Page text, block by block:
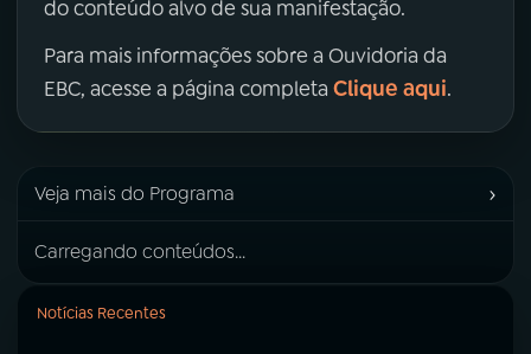
do conteúdo alvo de sua manifestação.
Para mais informações sobre a Ouvidoria da
EBC, acesse a página completa Clique aqui.
Veja mais do Programa ›
Carregando conteúdos...
Notícias Recentes